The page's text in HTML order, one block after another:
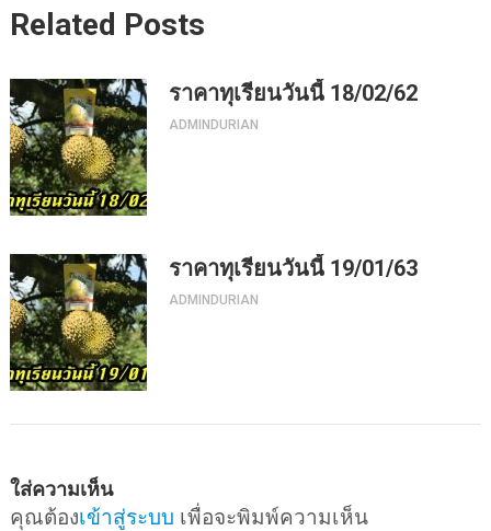
Related Posts
ราคาทุเรียนวันนี้ 18/02/62
ADMINDURIAN
ราคาทุเรียนวันนี้ 19/01/63
ADMINDURIAN
ใส่ความเห็น
คุณต้องเข้าสู่ระบบ เพื่อจะพิมพ์ความเห็น